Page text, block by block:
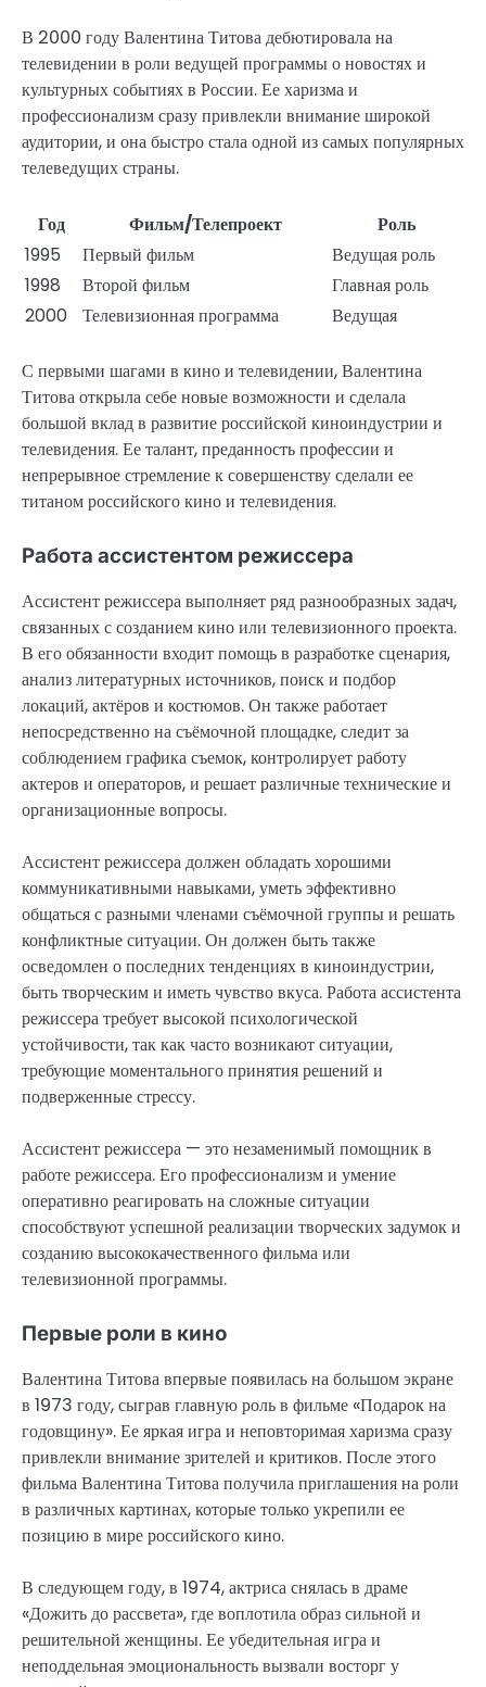
В 2000 году Валентина Титова дебютировала на
телевидении в роли ведущей программы о новостях и
культурных событиях в России. Ее харизма и
профессионализм сразу привлекли внимание широкой
аудитории, и она быстро стала одной из самых популярных
телеведущих страны.
Год Фильм/Телепроект
Роль
1995
Первый фильм
Ведущая роль
1998
Второй фильм
Главная роль
2000
Телевизионная программа Ведущая
С первыми шагами в кино и телевидении, Валентина
Титова открыла себе новые возможности и сделала
большой вклад в развитие российской киноиндустрии и
телевидения. Ее талант, преданность профессии и
непрерывное стремление к совершенству сделали ее
титаном российского кино и телевидения.
Работа ассистентом режиссера
Ассистент режиссера выполняет ряд разнообразных задач,
связанных с созданием кино или телевизионного проекта.
В его обязанности входит помощь в разработке сценария,
анализ литературных источников, поиск и подбор
локаций, актёров и костюмов. Он также работает
непосредственно на съёмочной площадке, следит за
соблюдением графика съемок, контролирует работу
актеров и операторов, и решает различные технические и
организационные вопросы.
Ассистент режиссера должен обладать хорошими
коммуникативными навыками, уметь эффективно
общаться с разными членами съёмочной группы и решать
конфликтные ситуации. Он должен быть также
осведомлен о последних тенденциях в киноиндустрии,
быть творческим и иметь чувство вкуса. Работа ассистента
режиссера требует высокой психологической
устойчивости, так как часто возникают ситуации,
требующие моментального принятия решений и
подверженные стрессу.
Ассистент режиссера — это незаменимый помощник в
работе режиссера. Его профессионализм и умение
оперативно реагировать на сложные ситуации
способствуют успешной реализации творческих задумок и
созданию высококачественного фильма или
телевизионной программы.
Первые роли в кино
Валентина Титова впервые появилась на большом экране
в 1973 году, сыграв главную роль в фильме «Подарок на
годовщину». Ее яркая игра и неповторимая харизма сразу
привлекли внимание зрителей и критиков. После этого
фильма Валентина Титова получила приглашения на роли
в различных картинах, которые только укрепили ее
позицию в мире российского кино.
В следующем году, в 1974, актриса снялась в драме
«Дожить до рассвета», где воплотила образ сильной и
решительной женщины. Ее убедительная игра и
неподдельная эмоциональность вызвали восторг у